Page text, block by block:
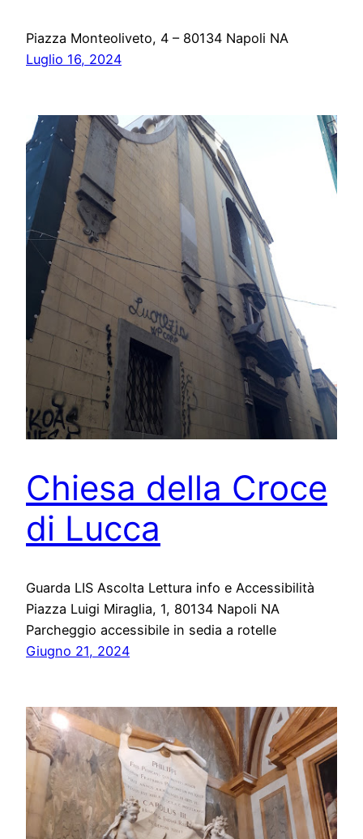
Piazza Monteoliveto, 4 – 80134 Napoli NA
Luglio 16, 2024
Chiesa della Croce
di Lucca
Guarda LIS Ascolta Lettura info e Accessibilità
Piazza Luigi Miraglia, 1, 80134 Napoli NA
Parcheggio accessibile in sedia a rotelle
Giugno 21, 2024